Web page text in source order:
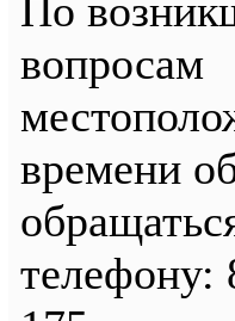
По
вопросам
времени
телефону: